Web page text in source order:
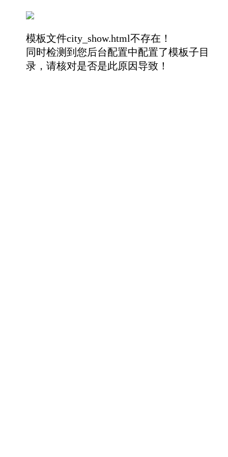
模板文件city_show.html不存在！
同时检测到您后台配置中配置了模板子目
录，请核对是否是此原因导致！